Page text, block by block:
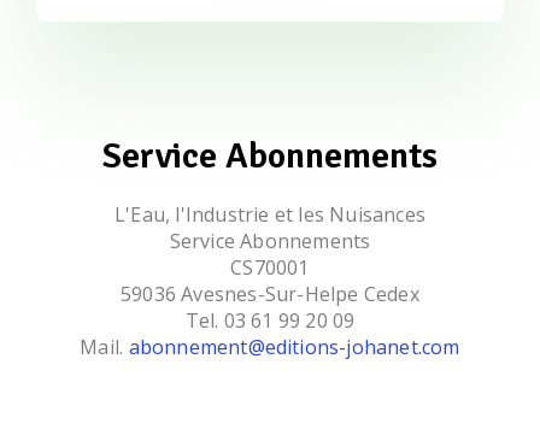
Service Abonnements
L'Eau, l'Industrie et les Nuisances
Service Abonnements
CS70001
59036 Avesnes-Sur-Helpe Cedex
Tel. 03 61 99 20 09
Mail. abonnement@editions-johanet.com